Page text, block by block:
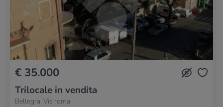
€ 35.000
Trilocale in vendita
Bellegra, Via roma